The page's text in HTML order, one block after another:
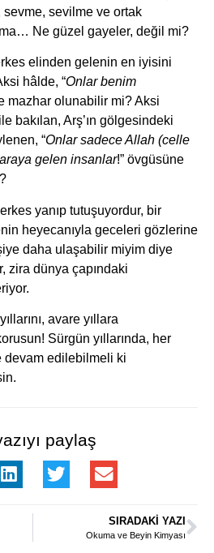
sevme, sevilme ve ortak
Ne güzel gayeler, değil mi?
elinden gelenin en iyisini
hâlde, “Onlar benim
mazhar olunabilir mi? Aksi
bakılan, Arş’ın gölgesindeki
“Onlar sadece Allah (celle
gelen insanlar!” övgüsüne
yanıp tutuşuyordur, bir
heyecanıyla geceleri gözlerine
daha ulaşabilir miyim diye
zira dünya çapındaki
avare yıllara
Sürgün yıllarında, her
devam edilebilmeli ki
paylaş
SIRADAKI YAZI
Okuma ve Beyin Kimyası